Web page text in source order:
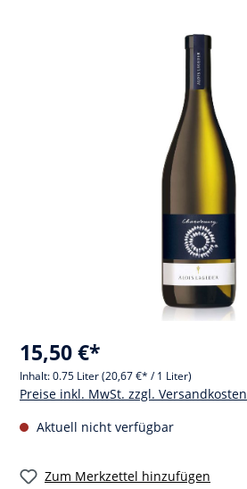
15,50 €*
Inhalt:0.75 Liter(20,67 €* / 1 Liter)
Preise inkl. MwSt. zzgl. Versandkosten
Aktuell nicht verfügbar
Zum Merkzettel hinzufügen